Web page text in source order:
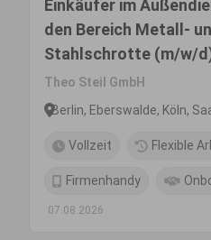
Einkäufer im
den Bereich Metall-
Stahlschrotte (m/w/
Theo Steil GmbH
Berlin, Eberswalde, Köln,
Vollzeit Flexible
Firmenhandy
07.08.2026